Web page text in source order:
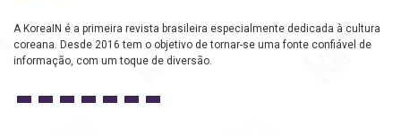
A KoreaIN é a primeira revista brasileira especialmente dedicada à cultura
coreana. Desde 2016 tem o objetivo de tornar-se uma fonte confiável de
informação, com um toque de diversão.